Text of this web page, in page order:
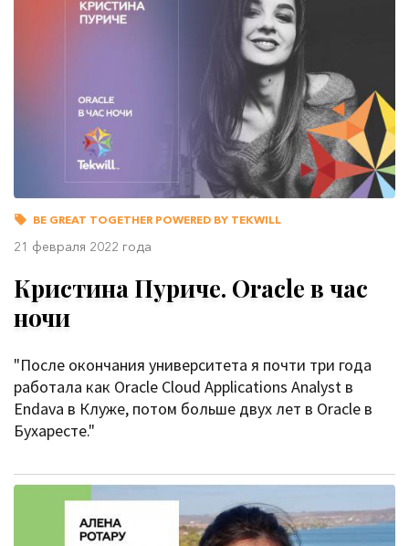
BE GREAT TOGETHER POWERED BY TEKWILL
21 февраля 2022 года
Кристина Пуриче. Oracle в час
ночи
"После окончания университета я почти три года
работала как Oracle Cloud Applications Analyst в
Endava в Клуже, потом больше двух лет в Oracle в
Бухаресте."